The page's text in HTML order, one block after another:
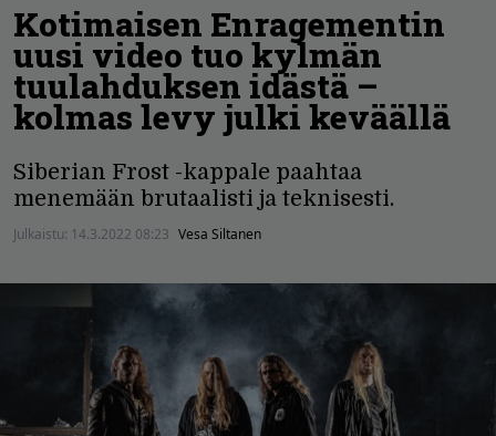
Kotimaisen Enragementin
uusi video tuo kylmän
tuulahduksen idästä –
kolmas levy julki keväällä
Siberian Frost -kappale paahtaa
menemään brutaalisti ja teknisesti.
Julkaistu: 14.3.2022 08:23 Vesa Siltanen